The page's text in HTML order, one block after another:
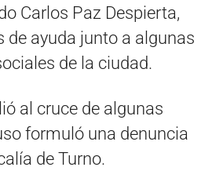
Carlos Paz Despierta,
de ayuda junto a algunas
de la ciudad.
al cruce de algunas
formuló una denuncia
de Turno.